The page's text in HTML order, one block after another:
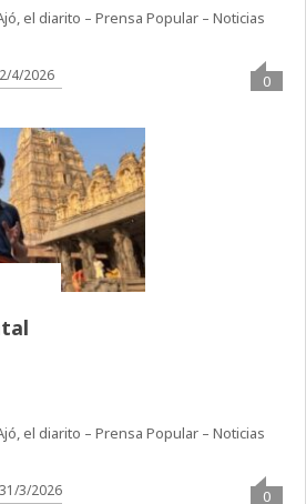
el diarito – Prensa Popular – Noticias
2/4/2026 0
el diarito – Prensa Popular – Noticias
31/3/2026 0